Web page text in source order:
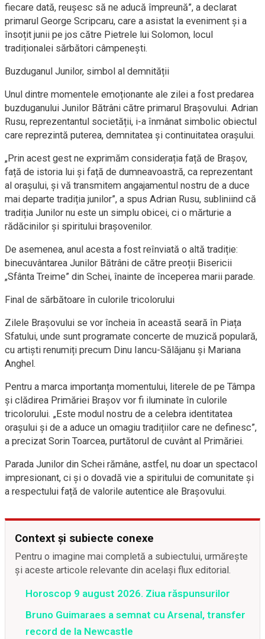
fiecare dată, reușesc să ne aducă împreună”, a declarat
primarul George Scripcaru, care a asistat la eveniment și a
însoțit junii pe jos către Pietrele lui Solomon, locul
tradiționalei sărbători câmpenești.
Buzduganul Junilor, simbol al demnității
Unul dintre momentele emoționante ale zilei a fost predarea
buzduganului Junilor Bătrâni către primarul Brașovului. Adrian
Rusu, reprezentantul societății, i-a înmânat simbolic obiectul
care reprezintă puterea, demnitatea și continuitatea orașului.
„Prin acest gest ne exprimăm considerația față de Brașov,
față de istoria lui și față de dumneavoastră, ca reprezentant
al orașului, și vă transmitem angajamentul nostru de a duce
mai departe tradiția junilor”, a spus Adrian Rusu, subliniind că
tradiția Junilor nu este un simplu obicei, ci o mărturie a
rădăcinilor și spiritului brașovenilor.
De asemenea, anul acesta a fost reînviată o altă tradiție:
binecuvântarea Junilor Bătrâni de către preoții Bisericii
„Sfânta Treime” din Schei, înainte de începerea marii parade.
Final de sărbătoare în culorile tricolorului
Zilele Brașovului se vor încheia în această seară în Piața
Sfatului, unde sunt programate concerte de muzică populară,
cu artiști renumiți precum Dinu Iancu-Sălăjanu și Mariana
Anghel.
Pentru a marca importanța momentului, literele de pe Tâmpa
și clădirea Primăriei Brașov vor fi iluminate în culorile
tricolorului. „Este modul nostru de a celebra identitatea
orașului și de a aduce un omagiu tradițiilor care ne definesc”,
a precizat Sorin Toarcea, purtătorul de cuvânt al Primăriei.
Parada Junilor din Schei rămâne, astfel, nu doar un spectacol
impresionant, ci și o dovadă vie a spiritului de comunitate și
a respectului față de valorile autentice ale Brașovului.
Context și subiecte conexe
Pentru o imagine mai completă a subiectului, urmărește
și aceste articole relevante din același flux editorial.
Horoscop 9 august 2026. Ziua răspunsurilor
Bruno Guimaraes a semnat cu Arsenal, transfer
record de la Newcastle